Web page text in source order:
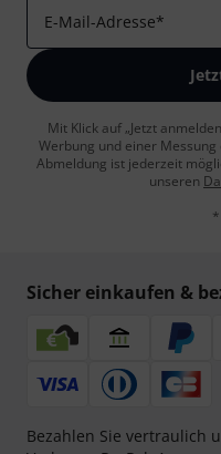
E-Mail-Adresse*
Mit Klick auf „Jetzt
Werbung und einer
Abmeldung ist jederzeit
unseren
Sicher einkaufen &
Bezahlen Sie vertraulich